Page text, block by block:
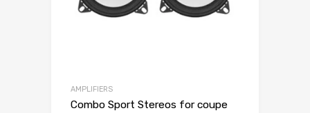
AMPLIFIERS
Combo Sport Stereos for coupe